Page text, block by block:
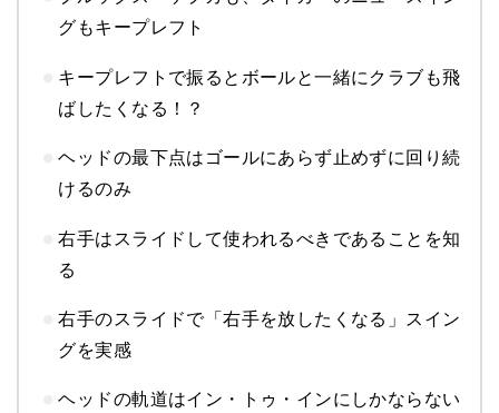
グもキープレフト
キープレフトで振るとボールと一緒にクラブも飛
ばしたくなる！？
ヘッドの最下点はゴールにあらず止めずに回り続
けるのみ
右手はスライドして使われるべきであることを知
る
右手のスライドで「右手を放したくなる」スイン
グを実感
ヘッドの軌道はイン・トゥ・インにしかならない